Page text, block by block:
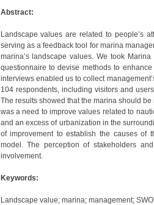
Abstract:
Landscape values are related to people’s
serving as a feedback tool for marina
marina’s landscape values. We took
questionnaire to devise methods to
interviews enabled us to collect
104 respondents, including visitors and
The results showed that the marina should
was a need to improve values related to
and an excess of urbanization in the
of improvement to establish the causes of
model. The perception of stakeholders
involvement.
Keywords:
Landscape value; marina; management;